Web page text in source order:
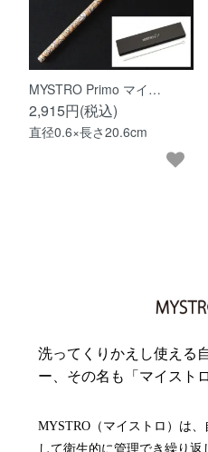
MYSTRO Primo マイ…
2,915円(税込)
直径0.6×長さ20.6cm